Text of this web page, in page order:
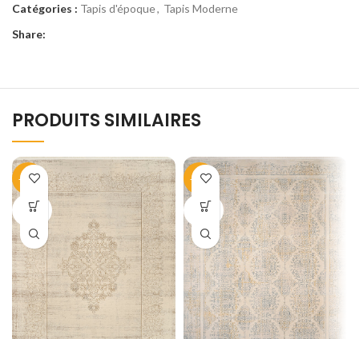
Catégories : Tapis d'époque, Tapis Moderne
Share:
PRODUITS SIMILAIRES
-40%
SOLD
OUT
-40%
SOLD
OUT